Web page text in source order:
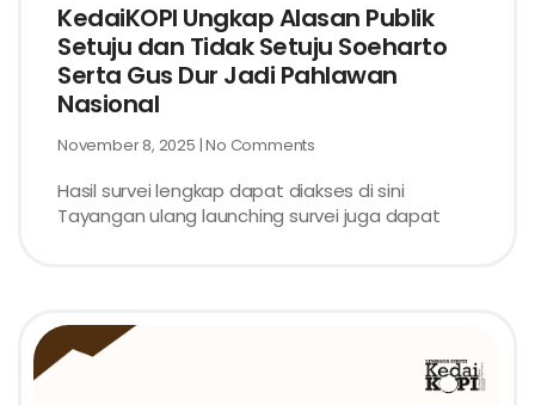
KedaiKOPI Ungkap Alasan Publik
Setuju dan Tidak Setuju Soeharto
Serta Gus Dur Jadi Pahlawan
Nasional
November 8, 2025 No Comments
Hasil survei lengkap dapat diakses di sini
Tayangan ulang launching survei juga dapat